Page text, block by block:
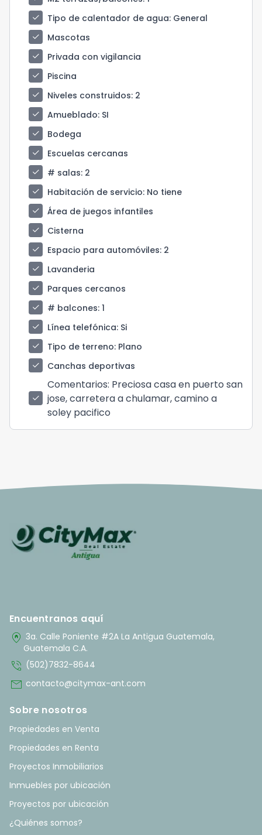
check
Tipo de calentador de agua: General
check
Mascotas
check
Privada con vigilancia
check
Piscina
check
Niveles construidos: 2
check
Amueblado: SI
check
Bodega
check
Escuelas cercanas
check
# salas: 2
check
Habitación de servicio: No tiene
check
Área de juegos infantiles
check
Cisterna
check
Espacio para automóviles: 2
check
Lavanderia
check
Parques cercanos
check
# balcones: 1
check
Línea telefónica: Si
check
Tipo de terreno: Plano
check
Canchas deportivas
check
Comentarios: Preciosa casa en puerto san
jose, carretera a chulamar, camino a
soley pacifico
Encuentranos aquí
home_pin 3a. Calle Poniente #2A La Antigua Guatemala,
Guatemala C.A.
phone_in_talk (502)7832-8644
mail contacto@citymax-ant.com
Sobre nosotros
Propiedades en Venta
Propiedades en Renta
Proyectos Inmobiliarios
Inmuebles por ubicación
Proyectos por ubicación
¿Quiénes somos?